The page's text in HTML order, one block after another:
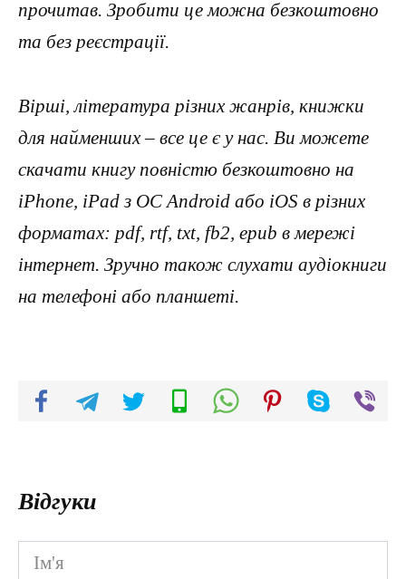
прочитав. Зробити це можна безкоштовно
та без реєстрації.
Вірші, література різних жанрів, книжки
для найменших – все це є у нас. Ви можете
скачати книгу повністю безкоштовно на
iPhone, iPad з ОС Android або iOS в різних
форматах: pdf, rtf, txt, fb2, epub в мережі
інтернет. Зручно також слухати аудіокниги
на телефоні або планшеті.
Відгуки
Ім'я